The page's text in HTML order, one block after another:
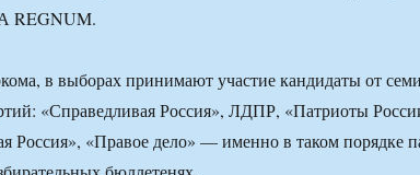
REGNUM.
в выборах принимают участие кандидаты от семи
«Справедливая Россия», ЛДПР, «Патриоты
Россия», «Правое дело» — именно в таком порядке